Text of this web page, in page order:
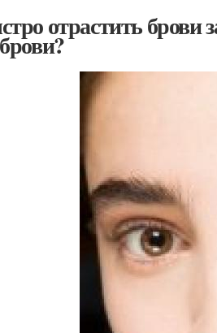
отрастить брови